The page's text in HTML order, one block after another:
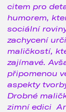
citem pro
humorem,
sociální
zachycení
maličkostí,
zajímavé.
připomenou
aspekty
Drobné
zimní edici